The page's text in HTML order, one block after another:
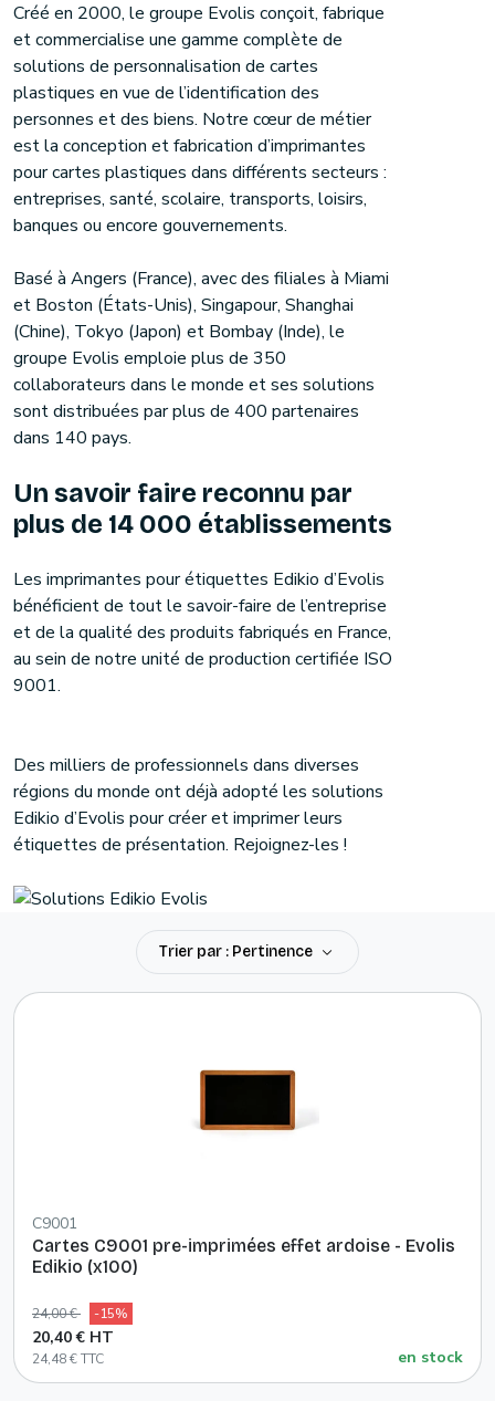
Créé en 2000, le groupe Evolis conçoit, fabrique
et commercialise une gamme complète de
solutions de personnalisation de cartes
plastiques en vue de l’identification des
personnes et des biens. Notre cœur de métier
est la conception et fabrication d’imprimantes
pour cartes plastiques dans différents secteurs :
entreprises, santé, scolaire, transports, loisirs,
banques ou encore gouvernements.
Basé à Angers (France), avec des filiales à Miami
et Boston (États-Unis), Singapour, Shanghai
(Chine), Tokyo (Japon) et Bombay (Inde), le
groupe Evolis emploie plus de 350
collaborateurs dans le monde et ses solutions
sont distribuées par plus de 400 partenaires
dans 140 pays.
Un savoir faire reconnu par
plus de 14 000 établissements
Les imprimantes pour étiquettes Edikio d’Evolis
bénéficient de tout le savoir-faire de l’entreprise
et de la qualité des produits fabriqués en France,
au sein de notre unité de production certifiée ISO
9001.
Des milliers de professionnels dans diverses
régions du monde ont déjà adopté les solutions
Edikio d’Evolis pour créer et imprimer leurs
étiquettes de présentation. Rejoignez-les !
Trier par : Pertinence
C9001
Cartes C9001 pre-imprimées effet ardoise - Evolis
Edikio (x100)
24,00 € -15%
20,40 € HT
24,48 € TTC en stock